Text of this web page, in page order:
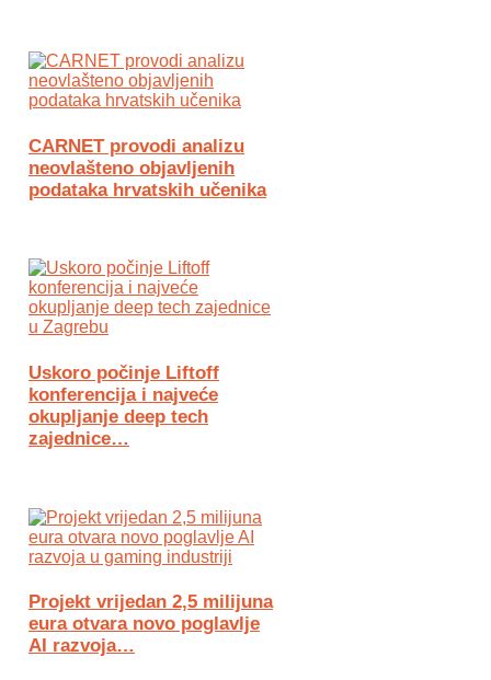
CARNET provodi analizu
neovlašteno objavljenih
podataka hrvatskih učenika
Uskoro počinje Liftoff
konferencija i najveće
okupljanje deep tech
zajednice…
Projekt vrijedan 2,5 milijuna
eura otvara novo poglavlje
AI razvoja…